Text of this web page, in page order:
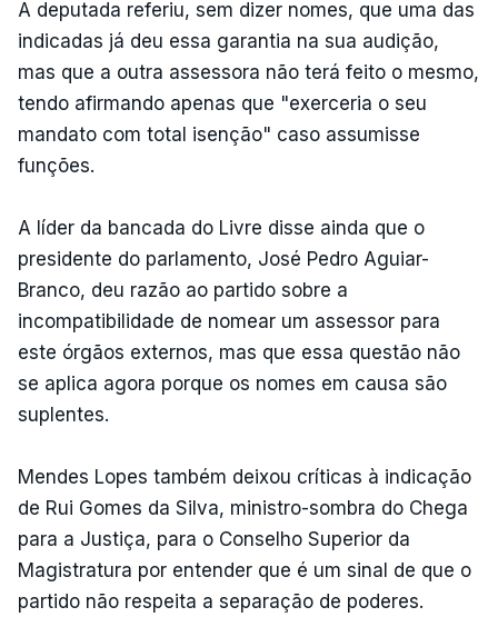
A deputada referiu, sem dizer nomes, que uma das
indicadas já deu essa garantia na sua audição,
mas que a outra assessora não terá feito o mesmo,
tendo afirmando apenas que "exerceria o seu
mandato com total isenção" caso assumisse
funções.
A líder da bancada do Livre disse ainda que o
presidente do parlamento, José Pedro Aguiar-
Branco, deu razão ao partido sobre a
incompatibilidade de nomear um assessor para
este órgãos externos, mas que essa questão não
se aplica agora porque os nomes em causa são
suplentes.
Mendes Lopes também deixou críticas à indicação
de Rui Gomes da Silva, ministro-sombra do Chega
para a Justiça, para o Conselho Superior da
Magistratura por entender que é um sinal de que o
partido não respeita a separação de poderes.